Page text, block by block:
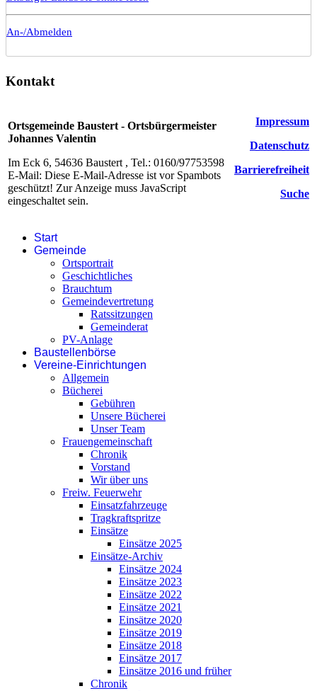
An-/Abmelden
Kontakt
Ortsgemeinde Baustert - Ortsbürgermeister
Johannes Valentin
Im Eck 6, 54636 Baustert , Tel.: 0160/97753598
E-Mail: Diese E-Mail-Adresse ist vor Spambots
geschützt! Zur Anzeige muss JavaScript
eingeschaltet sein.
Impressum
Datenschutz
Barrierefreiheit
Suche
Start
Gemeinde
Ortsportrait
Geschichtliches
Brauchtum
Gemeindevertretung
Ratssitzungen
Gemeinderat
PV-Anlage
Baustellenbörse
Vereine-Einrichtungen
Allgemein
Bücherei
Gebühren
Unsere Bücherei
Unser Team
Frauengemeinschaft
Chronik
Vorstand
Wir über uns
Freiw. Feuerwehr
Einsatzfahrzeuge
Tragkraftspritze
Einsätze
Einsätze 2025
Einsätze-Archiv
Einsätze 2024
Einsätze 2023
Einsätze 2022
Einsätze 2021
Einsätze 2020
Einsätze 2019
Einsätze 2018
Einsätze 2017
Einsätze 2016 und früher
Chronik